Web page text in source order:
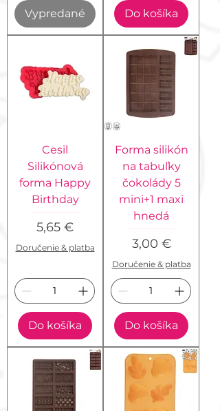
Vypredané Do košíka
Cesil
Silikónová
forma Happy
Birthday
Cena
5,65 €
Doručenie & platba
Do košíka
Forma silikón
na tabuľky
čokolády 5
mini+1 maxi
hnedá
Cena
3,00 €
Doručenie & platba
Do košíka